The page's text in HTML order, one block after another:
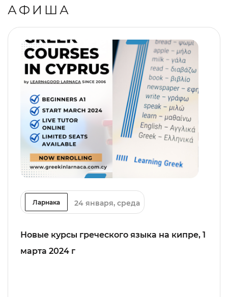
АФИША
Ларнака 24 января, среда
Новые курсы греческого языка на кипре, 1
марта 2024 г